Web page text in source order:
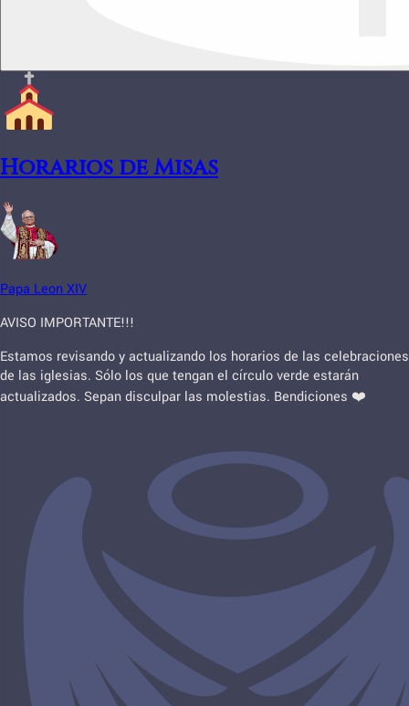
Horarios de Misas
Papa Leon XIV
AVISO IMPORTANTE!!!
Estamos revisando y actualizando los horarios de las celebraciones
de las iglesias. Sólo los que tengan el círculo verde estarán
actualizados. Sepan disculpar las molestias. Bendiciones ❤️